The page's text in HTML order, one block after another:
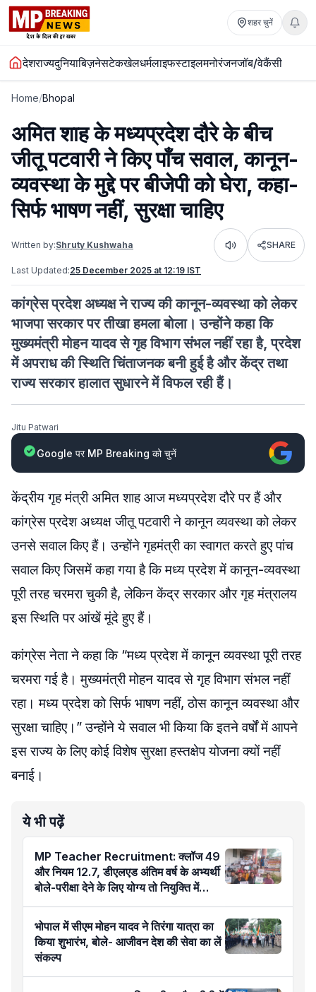
शहर चुनें
देशराज्यदुनियाबिज़नेसटेकखेलधर्मलाइफस्टाइलमनोरंजनजॉब/वेकैंसी
Home/Bhopal
अमित शाह के मध्यप्रदेश दौरे के बीच
जीतू पटवारी ने किए पाँच सवाल, कानून-
व्यवस्था के मुद्दे पर बीजेपी को घेरा, कहा-
सिर्फ भाषण नहीं, सुरक्षा चाहिए
Written by:Shruty Kushwaha Listen SHARE
Last Updated:25 December 2025 at 12:19 IST
कांग्रेस प्रदेश अध्यक्ष ने राज्य की कानून-व्यवस्था को लेकर
भाजपा सरकार पर तीखा हमला बोला। उन्होंने कहा कि
मुख्यमंत्री मोहन यादव से गृह विभाग संभल नहीं रहा है, प्रदेश
में अपराध की स्थिति चिंताजनक बनी हुई है और केंद्र तथा
राज्य सरकार हालात सुधारने में विफल रही हैं।
Jitu Patwari
Google पर MP Breaking को चुनें
केंद्रीय गृह मंत्री अमित शाह आज मध्यप्रदेश दौरे पर हैं और
कांग्रेस प्रदेश अध्यक्ष जीतू पटवारी ने कानून व्यवस्था को लेकर
उनसे सवाल किए हैं। उन्होंने गृहमंत्री का स्वागत करते हुए पांच
सवाल किए जिसमें कहा गया है कि मध्य प्रदेश में कानून-व्यवस्था
पूरी तरह चरमरा चुकी है, लेकिन केंद्र सरकार और गृह मंत्रालय
इस स्थिति पर आंखें मूंदे हुए हैं।
कांग्रेस नेता ने कहा कि “मध्य प्रदेश में कानून व्यवस्था पूरी तरह
चरमरा गई है। मुख्यमंत्री मोहन यादव से गृह विभाग संभल नहीं
रहा। मध्य प्रदेश को सिर्फ भाषण नहीं, ठोस कानून व्यवस्था और
सुरक्षा चाहिए।” उन्होंने ये सवाल भी किया कि इतने वर्षों में आपने
इस राज्य के लिए कोई विशेष सुरक्षा हस्तक्षेप योजना क्यों नहीं
बनाई।
ये भी पढ़ें
MP Teacher Recruitment: क्लॉज 49
और नियम 12.7, डीएलएड अंतिम वर्ष के अभ्यर्थी
बोले-परीक्षा देने के लिए योग्य तो नियुक्ति में
अयोग्य कैसे?
भोपाल में सीएम मोहन यादव ने तिरंगा यात्रा का
किया शुभारंभ, बोले- आजीवन देश की सेवा का लें
संकल्प